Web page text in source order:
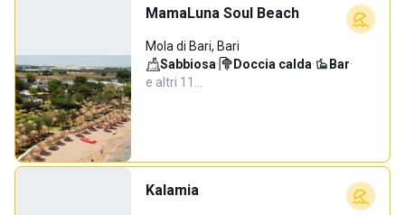
MamaLuna Soul Beach
Mola di Bari, Bari
Sabbiosa· Doccia calda· Bar·
e altri 11…
Kalamia